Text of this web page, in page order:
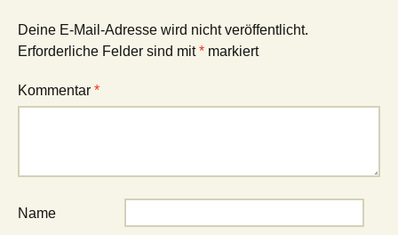
Deine E-Mail-Adresse wird nicht veröffentlicht.
Erforderliche Felder sind mit* markiert
Kommentar *
Name